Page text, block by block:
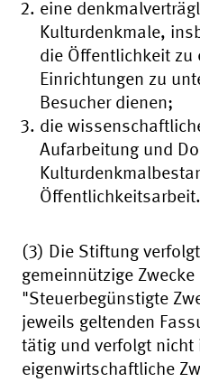
eine
Kulturdenkmale,
die Öffentlichkeit zu
Einrichtungen zu
Besucher dienen;
die
Aufarbeitung und
Öffentlichkeitsarbeit.
(3) Die Stiftung
gemeinnützige
"Steuerbegünstigte
jeweils geltenden
tätig und verfolgt nicht
eigenwirtschaftliche